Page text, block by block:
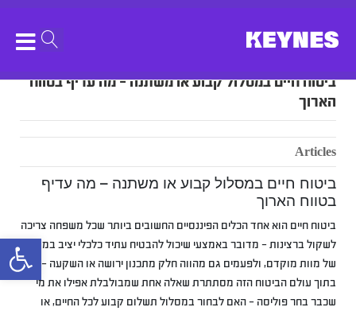
ביטוח חיים במסלול קבוע או משתנה – מה עדיף בטווח
הארוך
Articles
ביטוח חיים במסלול קבוע או משתנה – מה עדיף
בטווח הארוך
ביטוח חיים הוא אחד הכלים הפיננסיים החשובים ביותר שכל משפחה צריכה
לשקול ברצינות – מדובר באמצעי שיכול להבטיח עתיד כלכלי יציב במקרה
של מוות מוקדם, ולפעמים גם מהווה חלק מתכנון ירושה או השקעה – אבל
בתוך עולם הביטוח הזה מסתתרת שאלה אחת שמבולבלת אפילו את מי
שכבר בחר פוליסה – האם לבחור במסלול תשלום קבוע לכל החיים, או